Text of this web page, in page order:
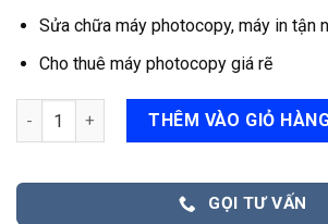
Sửa chữa máy photocopy, máy in tận
Cho thuê máy photocopy giá rẽ
Máy Ricoh Mp 7500 số lượng
THÊM VÀO GIỎ
GỌI TƯ VẤN